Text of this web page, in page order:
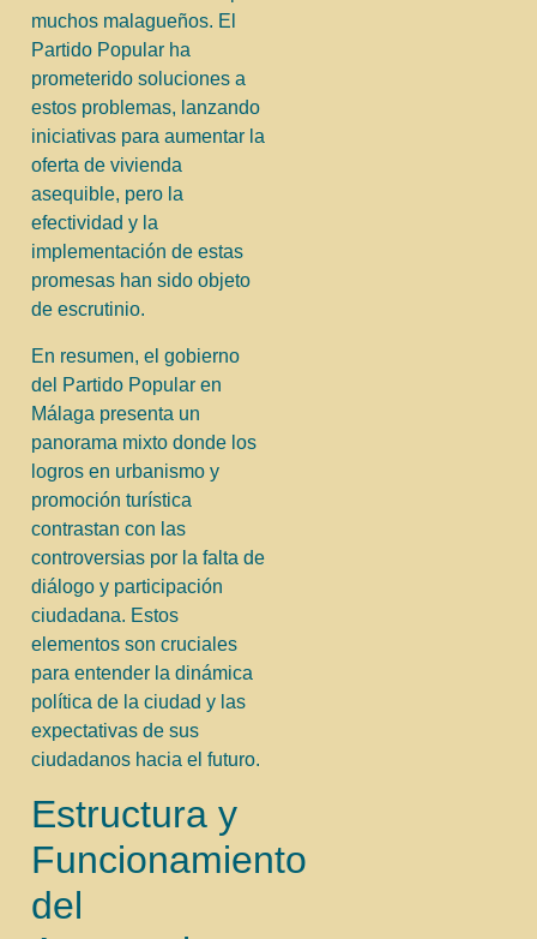
muchos malagueños. El
Partido Popular ha
prometerido soluciones a
estos problemas, lanzando
iniciativas para aumentar la
oferta de vivienda
asequible, pero la
efectividad y la
implementación de estas
promesas han sido objeto
de escrutinio.
En resumen, el gobierno
del Partido Popular en
Málaga presenta un
panorama mixto donde los
logros en urbanismo y
promoción turística
contrastan con las
controversias por la falta de
diálogo y participación
ciudadana. Estos
elementos son cruciales
para entender la dinámica
política de la ciudad y las
expectativas de sus
ciudadanos hacia el futuro.
Estructura y
Funcionamiento
del